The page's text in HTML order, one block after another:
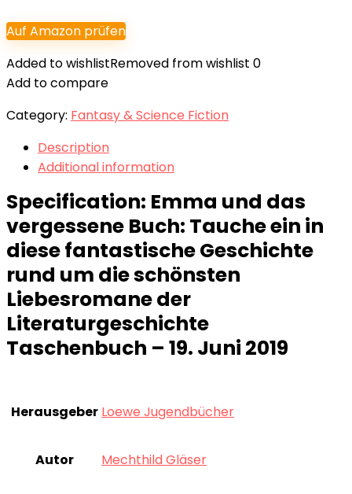
Auf Amazon prüfen
Added to wishlistRemoved from wishlist 0
Add to compare
Category: Fantasy & Science Fiction
Description
Additional information
Specification: Emma und das
vergessene Buch: Tauche ein in
diese fantastische Geschichte
rund um die schönsten
Liebesromane der
Literaturgeschichte
Taschenbuch – 19. Juni 2019
Herausgeber Loewe Jugendbücher
Autor Mechthild Gläser